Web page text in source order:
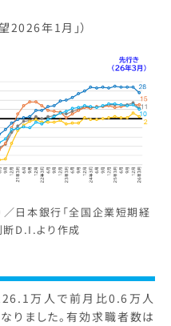
2026年1月」）​
）／日本銀行「全国企業短期経
断D.I.より作成
万人で前月比0.6万人
りました。有効求職者数は